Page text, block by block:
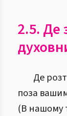
2.5. Де
Де
поза
(В нашому